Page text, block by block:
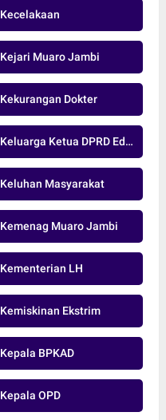
Kecelakaan
Kejari Muaro Jambi
Kekurangan Dokter
Keluarga Ketua DPRD Edi Purwanto
Keluhan Masyarakat
Kemenag Muaro Jambi
Kementerian LH
Kemiskinan Ekstrim
Kepala BPKAD
Kepala OPD